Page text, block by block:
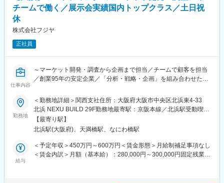
・PR・広報業務
材対応
コーポレートサイトやオウンドメディアの企画・運営
調査
調査結果に基づくデータ分析と、企画・開発部門へのレポーティ
・顧客インサイトの深掘り調査
既存顧客・潜在顧客へのインタビュー、アンケート調査の設計・
実施
顧客の「生の声」を収集・分析し、あらゆるマーケティング施策
や商品改善への反映
■当社について：
チームで働く／展示会実績国内トップクラス／土日祝
休
株式会社フジヤ
正社員
仕事内容
～マーケット開発・調査から企画まで担当／チームで顧客を担当
／創業95年の安定企業／「分析・戦略・企画」を組み合わせたプ
時間30分～
■業務内容
当社のセールスマーケティング事業部にて、マーケット開発・調
査から企画までご担当いただきます。業界動向や顧客ニーズを分
析し、どの業界・企業に、どの強み（企画力・デザイン力・施工
力）をどう届けるかを設計します。
勤務地
＜勤務地詳細＞関西支社住所：大阪府大阪市中央区北浜東4-33
北浜 NEXU BUILD 29F勤務地最寄駅：京阪本線／北浜駅受動喫煙
対策：屋内全面禁煙変更の範囲：会社の定める事業所
【最寄り駅】
北浜駅(大阪府)、天満橋駅、なにわ橋駅
給与
＜予定年収＞450万円～600万円＜賃金形態＞月給制補足事項なし
＜賃金内訳＞月額（基本給）：280,000円～300,000円固定残業手